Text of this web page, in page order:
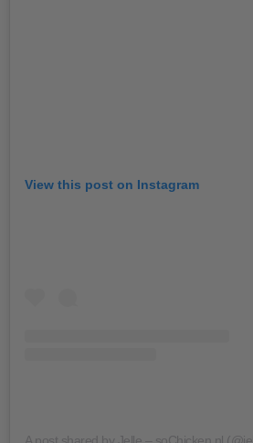
View this post on Instagram